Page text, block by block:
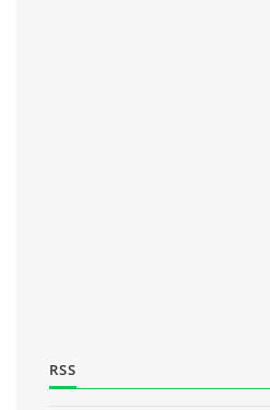
RSS